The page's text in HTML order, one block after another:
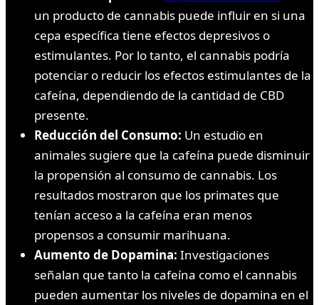
un producto de cannabis puede influir en si una
cepa específica tiene efectos depresivos o
estimulantes. Por lo tanto, el cannabis podría
potenciar o reducir los efectos estimulantes de la
cafeína, dependiendo de la cantidad de CBD
presente.
Reducción del Consumo: Un estudio en
animales sugiere que la cafeína puede disminuir
la propensión al consumo de cannabis. Los
resultados mostraron que los primates que
tenían acceso a la cafeína eran menos
propensos a consumir marihuana.
Aumento de Dopamina: Investigaciones
señalan que tanto la cafeína como el cannabis
pueden aumentar los niveles de dopamina en el